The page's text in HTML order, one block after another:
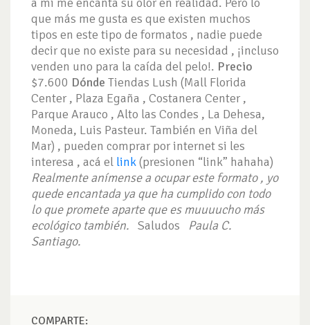
que más me gusta es que existen muchos
tipos en este tipo de formatos , nadie puede
decir que no existe para su necesidad , ¡incluso
venden uno para la caída del pelo!. Precio
$7.600 Dónde Tiendas Lush (Mall Florida
Center , Plaza Egaña , Costanera Center ,
Parque Arauco , Alto las Condes , La Dehesa,
Moneda, Luis Pasteur. También en Viña del
Mar) , pueden comprar por internet si les
interesa , acá el link(presionen “link” hahaha)
Realmente anímense a ocupar este formato , yo
quede encantada ya que ha cumplido con todo
lo que promete aparte que es muuuucho más
ecológico también. Saludos Paula C.
Santiago.
COMPARTE: